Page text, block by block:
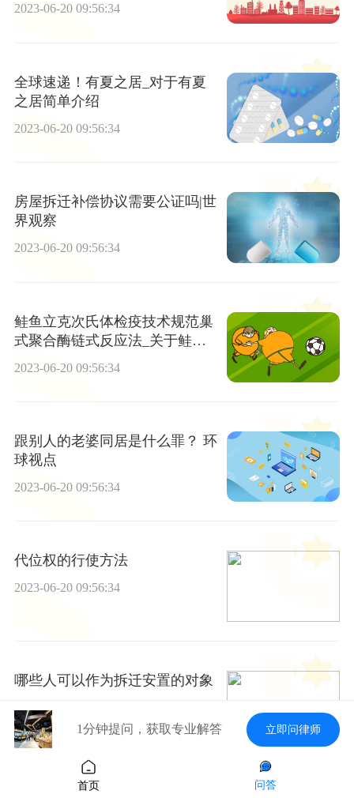
2023-06-20 09:56:34
全球速递！有夏之居_对于有夏
之居简单介绍
2023-06-20 09:56:34
房屋拆迁补偿协议需要公证吗|世
界观察
2023-06-20 09:56:34
鲑鱼立克次氏体检疫技术规范巢
式聚合酶链式反应法_关于鲑鱼
2023-06-20 09:56:34
跟别人的老婆同居是什么罪？ 环
球视点
2023-06-20 09:56:34
代位权的行使方法
2023-06-20 09:56:34
哪些人可以作为拆迁安置的对象
2023-06-20 09:56:34
1分钟提问，获取专业解答 立即问律师
首页 问答